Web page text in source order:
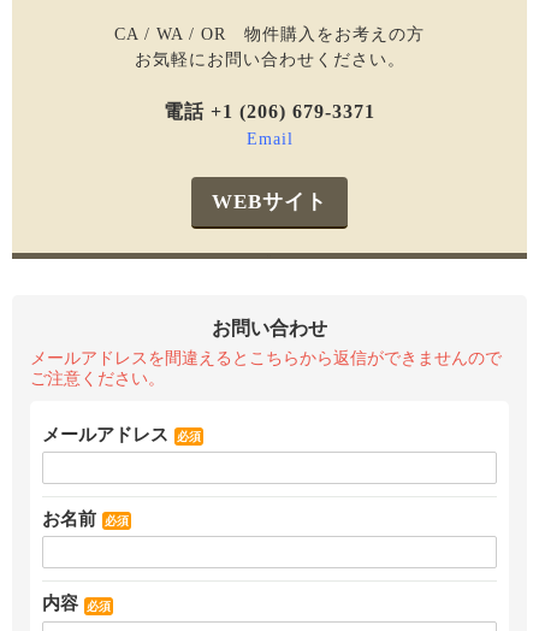
CA / WA / OR 物件購入をお考えの方
お気軽にお問い合わせください。
電話 +1 (206) 679-3371
Email
WEBサイト
お問い合わせ
メールアドレスを間違えるとこちらから返信ができませんので
ご注意ください。
メールアドレス 必須
お名前 必須
内容 必須